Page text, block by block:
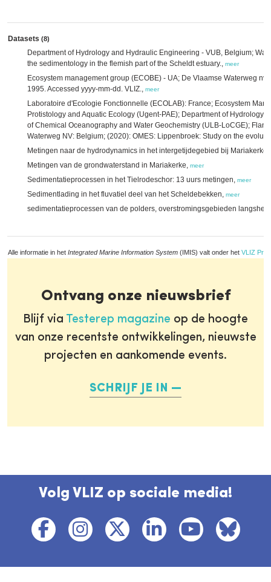
Datasets (8)
Department of Hydrology and Hydraulic Engineering - VUB, Belgium;
the sedimentology in the flemish part of the Scheldt estuary., meer
Ecosystem management group (ECOBE) - UA; De Vlaamse Waterweg
1995. Accessed yyyy-mm-dd. VLIZ., meer
Laboratoire d'Ecologie Fonctionnelle (ECOLAB): France; Ecosystem
Protistology and Aquatic Ecology (Ugent-PAE); Department of
of Chemical Oceanography and Water Geochemistry (ULB-LoCGE);
Waterweg NV: Belgium; (2020): OMES: Lippenbroek: Study on the
Metingen naar de hydrodynamics in het intergetijdegebied bij
Metingen van de grondwaterstand in Mariakerke, meer
Sedimentatieprocessen in het Tielrodeschor: 13 uurs metingen, meer
Sedimentlading in het fluvatiel deel van het Scheldebekken, meer
sedimentatieprocessen van de polders, overstromingsgebieden
Alle informatie in het Integrated Marine Information System (IMIS) valt onder het VLIZ
Ontvang onze nieuwsbrief
Blijf via Testerep magazine op de hoogte
van onze recentste ontwikkelingen, nieuwste
projecten en aankomende events.
SCHRIJF JE IN
Volg VLIZ op sociale media!